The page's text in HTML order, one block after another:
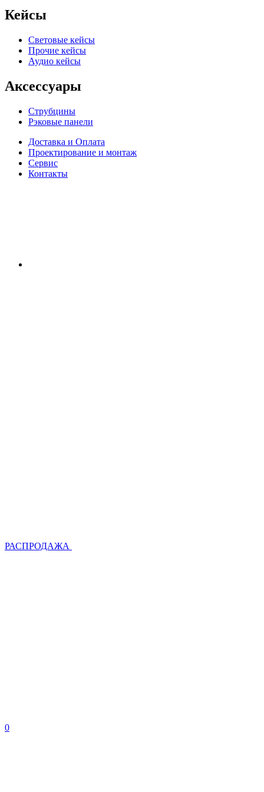
Кейсы
Световые кейсы
Прочие кейсы
Аудио кейсы
Аксессуары
Струбцины
Рэковые панели
Доставка и Оплата
Проектирование и монтаж
Сервис
Контакты
РАСПРОДАЖА
0